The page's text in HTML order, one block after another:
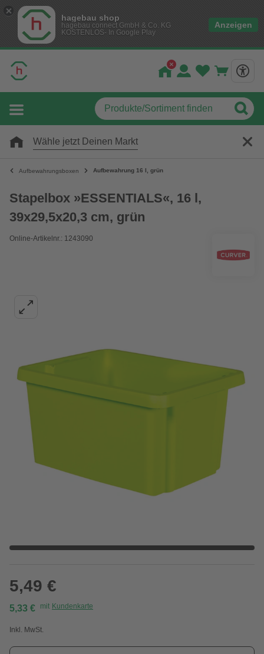
hagebau shop
hagebau connect GmbH & Co. KG
KOSTENLOS- In Google Play
Anzeigen
Wähle jetzt Deinen Markt
Aufbewahrungsboxen Aufbewahrung 16 l, grün
Stapelbox »ESSENTIALS«, 16 l,
39x29,5x20,3 cm, grün
Online-Artikelnr.: 1243090
5,49 €
5,33 € mit Kundenkarte
Inkl. MwSt.